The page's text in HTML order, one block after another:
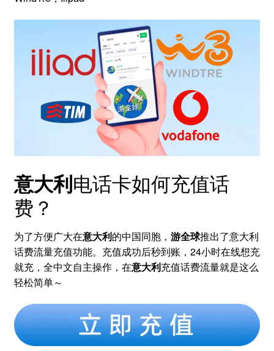
意大利电话卡如何充值话
费？
为了方便广大在意大利的中国同胞， 游全球推出了意大利
话费流量充值功能。充值成功后秒到账，24小时在线想充
就充，全中文自主操作，在意大利充值话费流量就是这么
轻松简单～